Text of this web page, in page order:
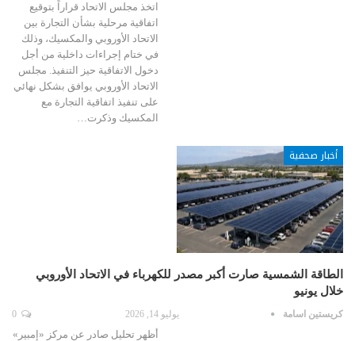
اتخذ مجلس الاتحاد قراراً بتوقيع
اتفاقية مرحلية بشأن التجارة بين
الاتحاد الأوروبي والمكسيك، وذلك
في ختام إجراءات داخلية من أجل
دخول الاتفاقية حيز التنفيذ. مجلس
الاتحاد الأوروبي يوافق بشكل نهائي
على تنفيذ اتفاقية التجارة مع
المكسيك وذكرت…
أخبار صحفية
الطاقة الشمسية صارت أكبر مصدر للكهرباء في الاتحاد الأوروبي
خلال يونيو
كريستين اسامة يوليو 14, 2026
أظهر تحليل صادر عن مركز «إمبير»